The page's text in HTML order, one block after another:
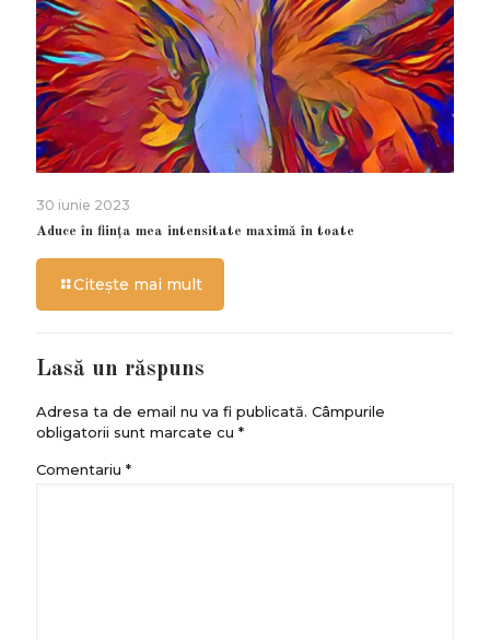
30 iunie 2023
Aduce în ființa mea intensitate maximă în toate
Citește mai mult
Lasă un răspuns
Adresa ta de email nu va fi publicată. Câmpurile
obligatorii sunt marcate cu *
Comentariu *